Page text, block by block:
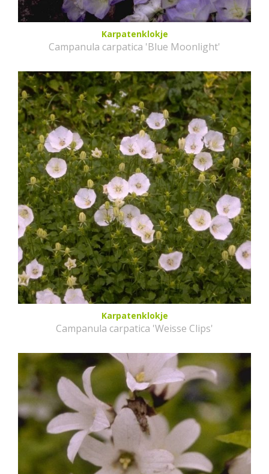
Karpatenklokje
Campanula carpatica 'Blue Moonlight'
Karpatenklokje
Campanula carpatica 'Weisse Clips'